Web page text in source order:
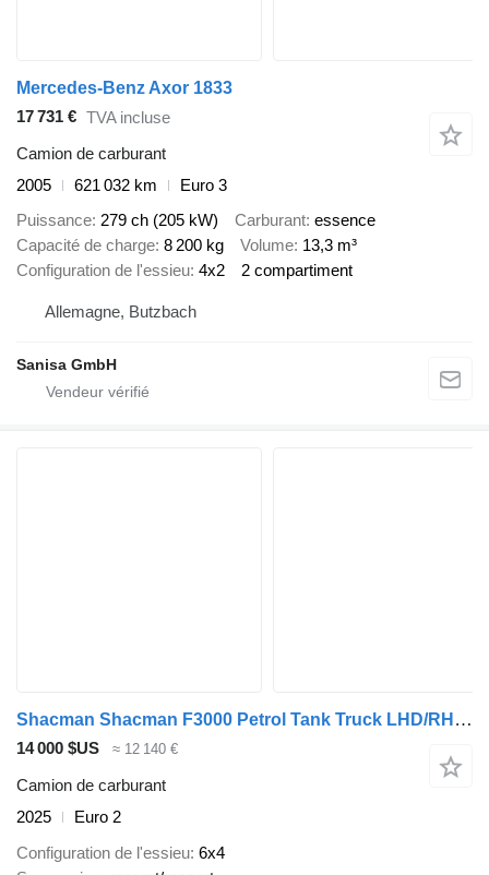
Mercedes-Benz Axor 1833
17 731 € TVA incluse
Camion de carburant
2005
621 032 km
Euro 3
Puissance 279 ch (205 kW) Carburant essence
Capacité de charge 8 200 kg Volume 13,3 m³
Configuration de l'essieu 4x2 2 compartiment
Allemagne, Butzbach
Sanisa GmbH
Shacman Shacman F3000 Petrol Tank Truck LHD/RHD 6x4 for Sale
14 000 $US ≈ 12 140 €
Camion de carburant
2025
Euro 2
Configuration de l'essieu 6x4